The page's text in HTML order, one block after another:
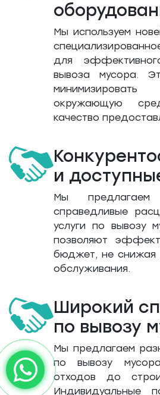
Мы используем
для
вывоза мусора.
окружающую
качество
и
Мы
справедливые
услуги по вывозу
позволяют
бюджет, не снижая
обслуживания.
Широкий
по вывозу
Мы предлагаем
по вывозу
отходов до
Индивидуальные